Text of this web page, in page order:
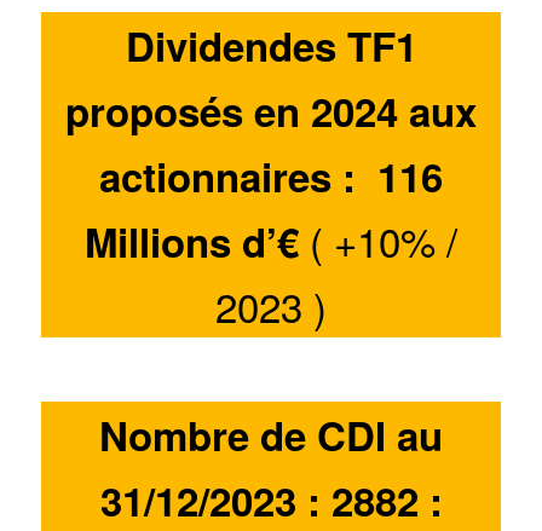
Dividendes TF1
proposés en 2024 aux
actionnaires : 116
Millions d’€ ( +10% /
2023 )
Nombre de CDI au
31/12/2023 : 2882 :